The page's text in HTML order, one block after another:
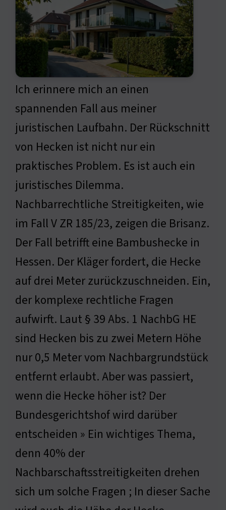
Ich erinnere mich an einen
spannenden Fall aus meiner
juristischen Laufbahn. Der Rückschnitt
von Hecken ist nicht nur ein
praktisches Problem. Es ist auch ein
juristisches Dilemma.
Nachbarrechtliche Streitigkeiten, wie
im Fall V ZR 185/23, zeigen die Brisanz.
Der Fall betrifft eine Bambushecke in
Hessen. Der Kläger fordert, die Hecke
auf drei Meter zurückzuschneiden. Ein,
der komplexe rechtliche Fragen
aufwirft. Laut § 39 Abs. 1 NachbG HE
sind Hecken bis zu zwei Metern Höhe
nur 0,5 Meter vom Nachbargrundstück
entfernt erlaubt. Aber was passiert,
wenn die Hecke höher ist? Der
Bundesgerichtshof wird darüber
entscheiden » Ein wichtiges Thema,
denn 40% der
Nachbarschaftsstreitigkeiten drehen
sich um solche Fragen ; In dieser Sache